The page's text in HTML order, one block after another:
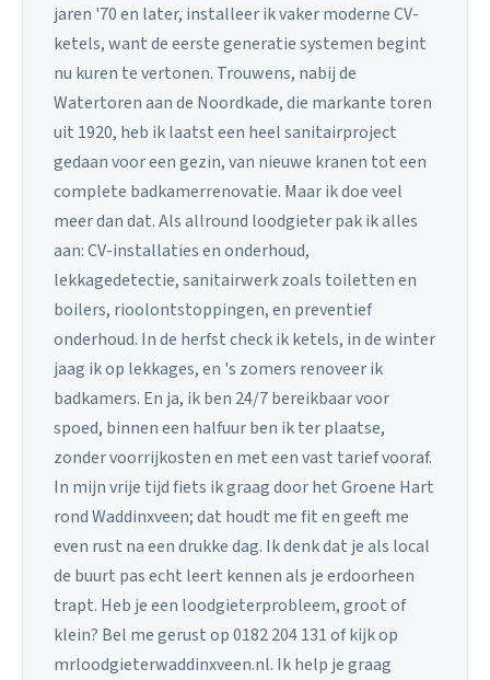
jaren '70 en later, installeer ik vaker moderne CV-
ketels, want de eerste generatie systemen begint
nu kuren te vertonen. Trouwens, nabij de
Watertoren aan de Noordkade, die markante toren
uit 1920, heb ik laatst een heel sanitairproject
gedaan voor een gezin, van nieuwe kranen tot een
complete badkamerrenovatie. Maar ik doe veel
meer dan dat. Als allround loodgieter pak ik alles
aan: CV-installaties en onderhoud,
lekkagedetectie, sanitairwerk zoals toiletten en
boilers, rioolontstoppingen, en preventief
onderhoud. In de herfst check ik ketels, in de winter
jaag ik op lekkages, en 's zomers renoveer ik
badkamers. En ja, ik ben 24/7 bereikbaar voor
spoed, binnen een halfuur ben ik ter plaatse,
zonder voorrijkosten en met een vast tarief vooraf.
In mijn vrije tijd fiets ik graag door het Groene Hart
rond Waddinxveen; dat houdt me fit en geeft me
even rust na een drukke dag. Ik denk dat je als local
de buurt pas echt leert kennen als je erdoorheen
trapt. Heb je een loodgieterprobleem, groot of
klein? Bel me gerust op 0182 204 131 of kijk op
mrloodgieterwaddinxveen.nl. Ik help je graag